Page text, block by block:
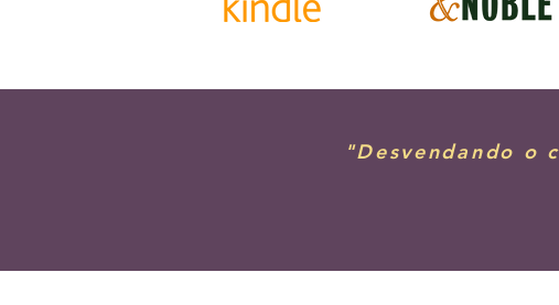
"Desvendando o